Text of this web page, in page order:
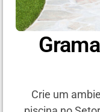
Crie um